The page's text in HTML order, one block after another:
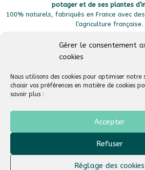
Gérer le consentement
cookies
Nous utilisons des cookies pour optimiser notre
choisir vos préférences en matière de cookies
savoir plus :
Accepter
Refuser
Réglage des cookies
potager et de ses plantes
100% naturels, fabriqués en France avec
l’agriculture française.
Liens utiles
Suivez-nous
Aide & Support
Tous droits